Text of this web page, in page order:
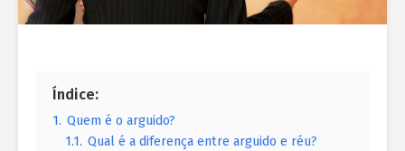
Índice:
1. Quem é o arguido?
1.1. Qual é a diferença entre arguido e réu?